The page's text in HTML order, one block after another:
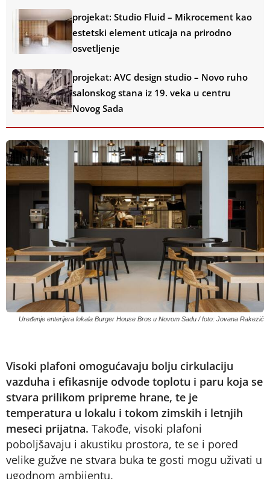
projekat: Studio Fluid – Mikrocement kao
estetski element uticaja na prirodno
osvetljenje
projekat: AVC design studio – Novo ruho
salonskog stana iz 19. veka u centru
Novog Sada
Uređenje enterijera lokala Burger House Bros u Novom Sadu / foto: Jovana Rakezić
Visoki plafoni omogućavaju bolju cirkulaciju
vazduha i efikasnije odvode toplotu i paru koja se
stvara prilikom pripreme hrane, te je
temperatura u lokalu i tokom zimskih i letnjih
meseci prijatna. Takođe, visoki plafoni
poboljšavaju i akustiku prostora, te se i pored
velike gužve ne stvara buka te gosti mogu uživati u
ugodnom ambijentu.